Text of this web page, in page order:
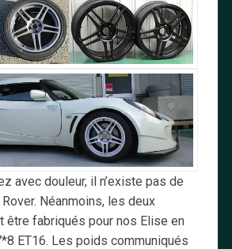
avec douleur, il n’existe pas de
Néanmoins, les deux
être fabriqués pour nos Elise en
ET16. Les poids communiqués